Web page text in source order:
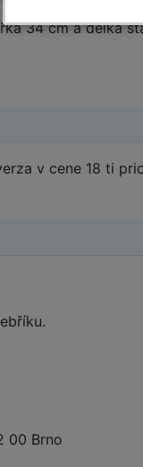
34 cm a délka
v cene 18 ti
00 Brno